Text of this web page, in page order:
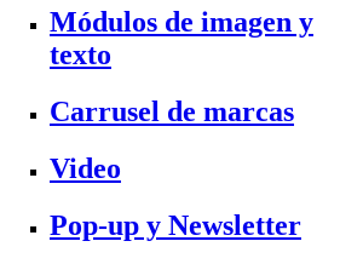
Módulos de imagen y
texto
Carrusel de marcas
Video
Pop-up y Newsletter